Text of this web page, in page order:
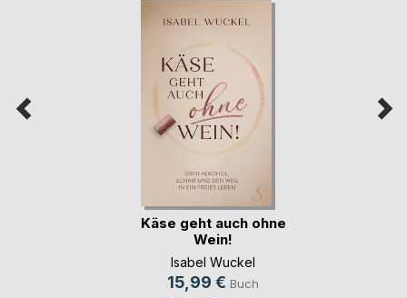
Käse geht auch ohne
Wein!
Isabel Wuckel
15,99 € Buch